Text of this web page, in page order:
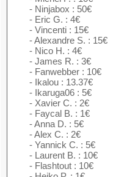
- Ninjabox : 50€
- Eric G. : 4€
- Vincenti : 15€
- Alexandre S. : 15€
- Nico H. : 4€
- James R. : 3€
- Fanwebber : 10€
- Ikalou : 13.37€
- Ikaruga06 : 5€
- Xavier C. : 2€
- Faycal B. : 1€
- Anna D. : 5€
- Alex C. : 2€
- Yannick C. : 5€
- Laurent B. : 10€
- Flashtout : 10€